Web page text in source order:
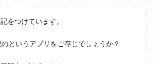
をつけています。
というアプリをご存じでしょうか？